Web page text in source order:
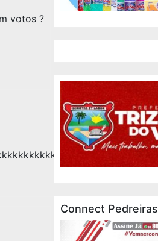
votos ?
Connect Pedreiras